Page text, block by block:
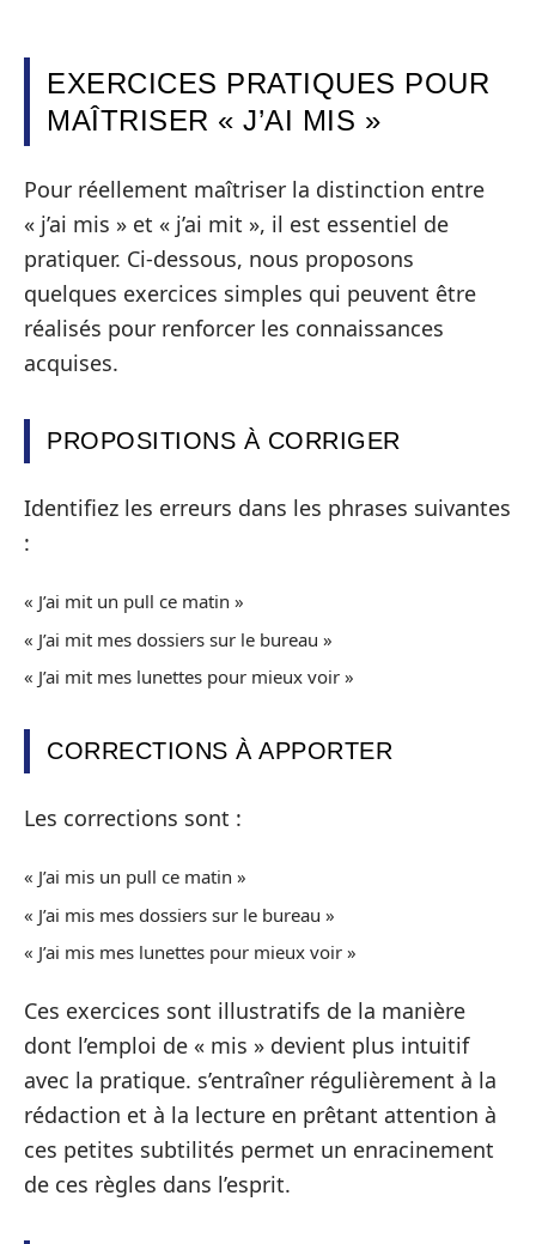
EXERCICES PRATIQUES POUR
MAÎTRISER « J’AI MIS »
Pour réellement maîtriser la distinction entre
« j’ai mis » et « j’ai mit », il est essentiel de
pratiquer. Ci-dessous, nous proposons
quelques exercices simples qui peuvent être
réalisés pour renforcer les connaissances
acquises.
PROPOSITIONS À CORRIGER
Identifiez les erreurs dans les phrases suivantes
:
« J’ai mit un pull ce matin »
« J’ai mit mes dossiers sur le bureau »
« J’ai mit mes lunettes pour mieux voir »
CORRECTIONS À APPORTER
Les corrections sont :
« J’ai mis un pull ce matin »
« J’ai mis mes dossiers sur le bureau »
« J’ai mis mes lunettes pour mieux voir »
Ces exercices sont illustratifs de la manière
dont l’emploi de « mis » devient plus intuitif
avec la pratique. s’entraîner régulièrement à la
rédaction et à la lecture en prêtant attention à
ces petites subtilités permet un enracinement
de ces règles dans l’esprit.